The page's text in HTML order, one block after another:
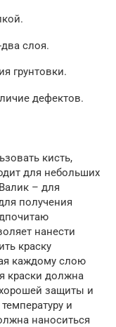
слоя.
грунтовки.
дефектов.
кисть,
для небольших
– для
получения
нанести
краску
каждому слою
краски должна
защиты и
и
наноситься